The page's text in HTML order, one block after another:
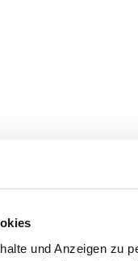
und Anzeigen zu